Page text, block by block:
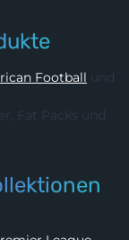
American Football und